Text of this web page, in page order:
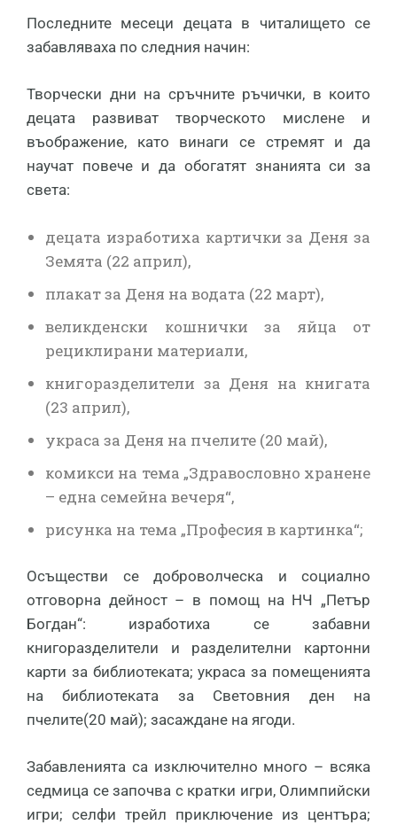
Последните месеци децата в читалището се
забавляваха по следния начин:
Творчески дни на сръчните ръчички, в които
децата развиват творческото мислене и
въображение, като винаги се стремят и да
научат повече и да обогатят знанията си за
света:
децата изработиха картички за Деня за
Земята (22 април),
плакат за Деня на водата (22 март),
великденски кошнички за яйца от
рециклирани материали,
книгоразделители за Деня на книгата
(23 април),
украса за Деня на пчелите (20 май),
комикси на тема „Здравословно хранене
– една семейна вечеря“,
рисунка на тема „Професия в картинка“;
Осъществи се доброволческа и социално
отговорна дейност – в помощ на НЧ „Петър
Богдан“: изработиха се забавни
книгоразделители и разделителни картонни
карти за библиотеката; украса за помещенията
на библиотеката за Световния ден на
пчелите(20 май); засаждане на ягоди.
Забавленията са изключително много – всяка
седмица се започва с кратки игри, Олимпийски
игри; селфи трейл приключение из центъра;